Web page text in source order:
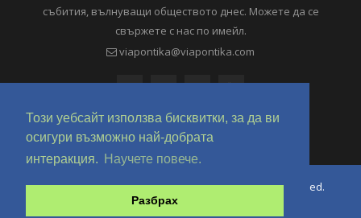
Този уебсайт използва бисквитки, за да ви
осигури възможно най-добрата
интеракция.
Научете повече.
Разбрах
събития, вълнуващи обществото днес. Можете да се
свържете с нас по имейл.
viapontika@viapontika.com
Copyright © 2018-2024 ViaPontika.com. All Rights Reserved.
Development @ OverHertz Ltd